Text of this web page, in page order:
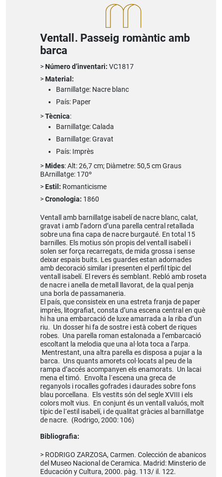
Ventall. Passeig romàntic amb
barca
Número d’inventari: VC1817
Material:
Barnillatge: Nacre blanc
País: Paper
Tècnica:
Barnillatge: Calada
Barnillatge: Gravat
País: Imprès
Mides: Alt: 26,7 cm; Diàmetre: 50,5 cm Graus
BArnillatge: 170º
Estil: Romanticisme
Cronologia: 1860
Ventall amb barnillatge isabelí de nacre blanc, calat,
gravat i amb l’adorn d’una parella central retallada
sobre una fina capa de nacre burgauté. En total 15
barnilles. Els motius són propis del ventall isabelí i
solen ser força recarregats, de mida grossa i sense
deixar espais buits. Les guardes estan adornades
amb decoració similar i presenten el perfil típic del
ventall isabelí. El revers és semblant. Rebló amb roseta
de nacre i anella de metall llavorat, de la qual penja
una borla de passamaneria.
El país, que consisteix en una estreta franja de paper
imprès, litografiat, consta d’una escena central en què
hi ha una embarcació de luxe amarrada a la riba d’un
riu. Un dosser hi fa de sostre i està cobert de riques
robes. Una parella roman estalonada a l’embarcació
escoltant la melodia que una al·lota toca a l’arpa.
Mentrestant, una altra parella es disposa a pujar a la
barca. Uns quants amorets col·locats al peu de la
rampa d’accés acompanyen els enamorats. Un lacai
mena el timó. Envolta l´escena una greca de
reganyols i rocalles gofrades i daurades sobre fons
blau porcellana. Els vestits són del segle XVIII i els
colors molt vius. En conjunt és un ventall valuós, molt
típic de l´estil isabelí, i de qualitat gràcies al barnillatge
de nacre. (Rodrigo, 2000: 106)
Bibliografia:
RODRIGO ZARZOSA, Carmen. Colección de abanicos
del Museo Nacional de Ceramica. Madrid: Minsterio de
Educación y Cultura, 2000. pàg. 113/ il. 122.